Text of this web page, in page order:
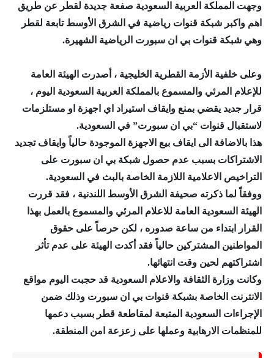
وجهت المملكة العربية السعودية صفعة جديدة لقطر عن طريق
اهم واكبر شبكة قنوات رياضية في الشرق الأوسط تابعة لقطر
وهي شبكة قنوات بي ان سبورت الرياضية الشهيرة.
وعلى خلفية الأزمة القطرية الخليجية ، أصدرت الهيئة العامة
للإعلام المرئي والمسموع بالمملكة العربية السعودية اليوم ،
قرار جديد يقضي بمنع وايقاف استيراد اي اجهزة او مستلزمات
لاستقبال قنوات “بي ان سبورت” في السعودية.
هذا بالاضافة الى ايقاف بيع الاجهزة الموجودة حالياً وايقاف تجديد
الاشتراكات بسبب عدم حصول شبكة بي ان سبورت على
التراخيص الاعلامية اللازمة الخاصة بالبث في السعودية.
ووفقاً لما ذكرته صحيفة الشرق الأوسط اللندنية ، فقد قررت
الهيئة السعودية العامة للاعلام المرئي والمسموع بالعمل بهذا
القرار ابتداء من ساعة صدوره ، لكن حرصاً على حقوق
المواطنين المشتركين حالياً فقد أكدت الهيئة على عدم تأثر
اشتراكتهم لحين وقت انتهائها.
وكانت وزارة الثقافة والاعلام السعودية قد حجبت اليوم مواقع
الانترنت الخاصة بشبكة قنوات بي ان سبورت وذلك ضمن
الإجراءات السعودية المتبعة لمقاطعة قطر بسبب دعمها
للمنظمات الارهابية وعملها على زعزعة امن المنطقة.